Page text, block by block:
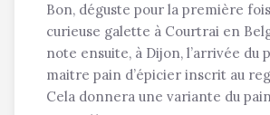
Bon, déguste pour la première
curieuse galette à Courtrai en
note ensuite, à Dijon, l’arrivée du
maitre pain d’épicier inscrit au
Cela donnera une variante du